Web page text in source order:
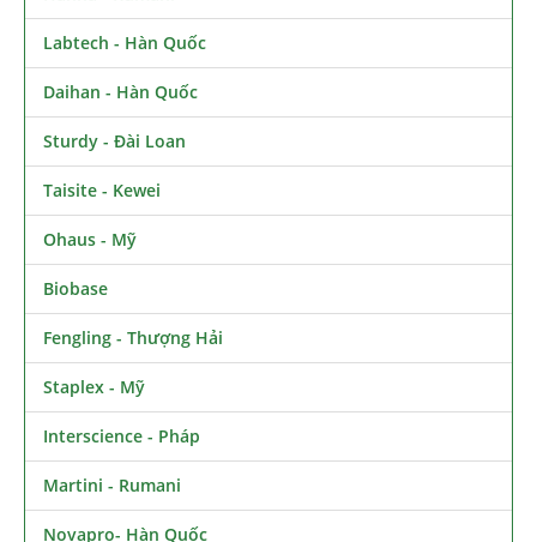
Labtech - Hàn Quốc
Daihan - Hàn Quốc
Sturdy - Đài Loan
Taisite - Kewei
Ohaus - Mỹ
Biobase
Fengling - Thượng Hải
Staplex - Mỹ
Interscience - Pháp
Martini - Rumani
Novapro- Hàn Quốc